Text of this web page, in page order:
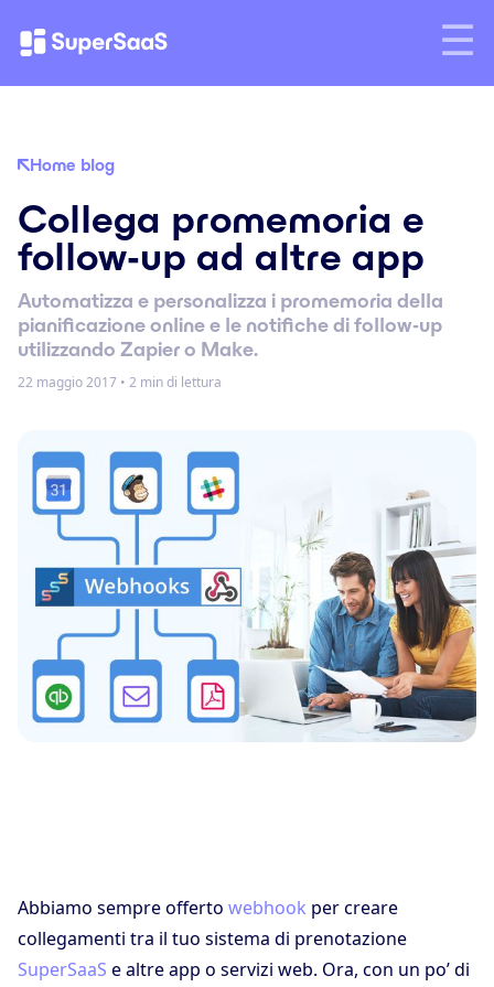
Home blog
Collega promemoria e
follow-up ad altre app
Automatizza e personalizza i promemoria della
pianificazione online e le notifiche di follow-up
utilizzando Zapier o Make.
22 maggio 2017 • 2 min di lettura
Abbiamo sempre offerto webhook per creare
collegamenti tra il tuo sistema di prenotazione
SuperSaaS e altre app o servizi web. Ora, con un po’ di